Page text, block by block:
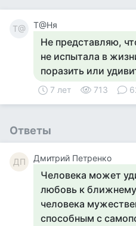
Т@ Т@Ня
Не представляю,
не испытала в
поразить или
7 лет 713
Ответы
ДП Дмитрий Петренко
Человека может
любовь к
человека
способным с